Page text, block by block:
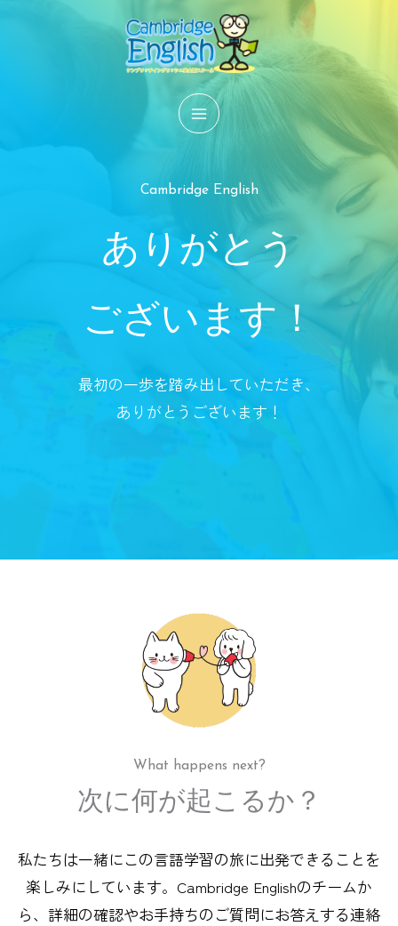
Cambridge English
ありがとう
ございます！
最初の一歩を踏み出していただき、
ありがとうございます！
What happens next?
次に何が起こるか？
私たちは一緒にこの言語学習の旅に出発できることを
楽しみにしています。Cambridge Englishのチームか
ら、詳細の確認やお手持ちのご質問にお答えする連絡